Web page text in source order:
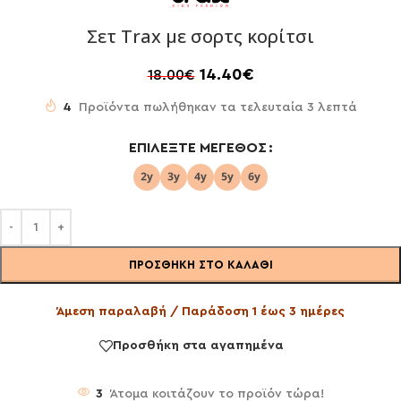
Σετ Trax με σορτς κορίτσι
18.00€ 14.40€
4 Προϊόντα πωλήθηκαν τα τελευταία 3 λεπτά
ΕΠΙΛΈΞΤΕ ΜΈΓΕΘΟΣ
ΠΡΟΣΘΉΚΗ ΣΤΟ ΚΑΛΆΘΙ
Άμεση παραλαβή / Παράδοση 1 έως 3 ημέρες
Προσθήκη στα αγαπημένα
3 Άτομα κοιτάζουν το προϊόν τώρα!